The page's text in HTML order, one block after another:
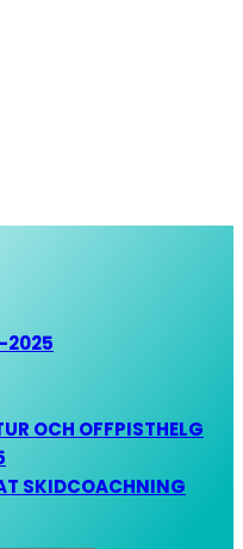
2025
OCH OFFPISTHELG
SKIDCOACHNING